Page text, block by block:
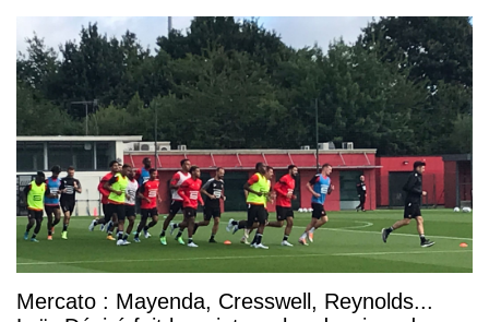
Mercato : Mayenda, Cresswell, Reynolds...